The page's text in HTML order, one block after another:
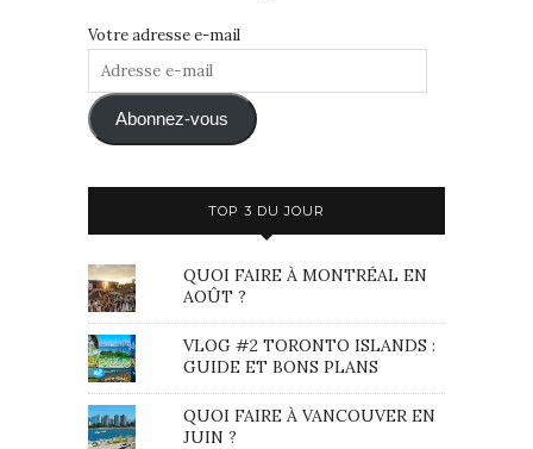
Votre adresse e-mail
Adresse
mail Abonnez-vous
TOP 3 DU JOUR
QUOI FAIRE À MONTRÉAL EN
AOÛT ?
VLOG #2 TORONTO ISLANDS :
GUIDE ET BONS PLANS
QUOI FAIRE À VANCOUVER EN
JUIN ?